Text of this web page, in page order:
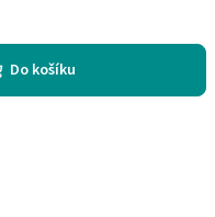
Do košíku